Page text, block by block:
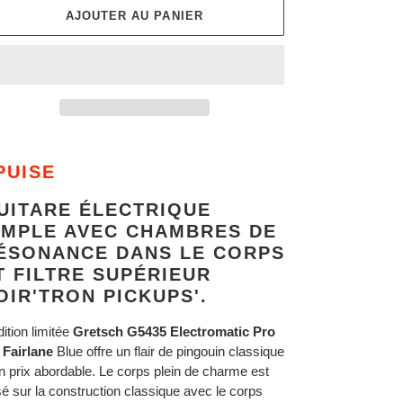
AJOUTER AU PANIER
ÉLECTRIQUE
AVEC CHAMBRES DE
DANS LE CORPS
FILTRE SUPÉRIEUR
PICKUPS'.
limitée Gretsch G5435 Electromatic Pro
Blue offre un flair de pingouin classique
prix abordable. Le corps plein de charme est
sur la construction classique avec le corps